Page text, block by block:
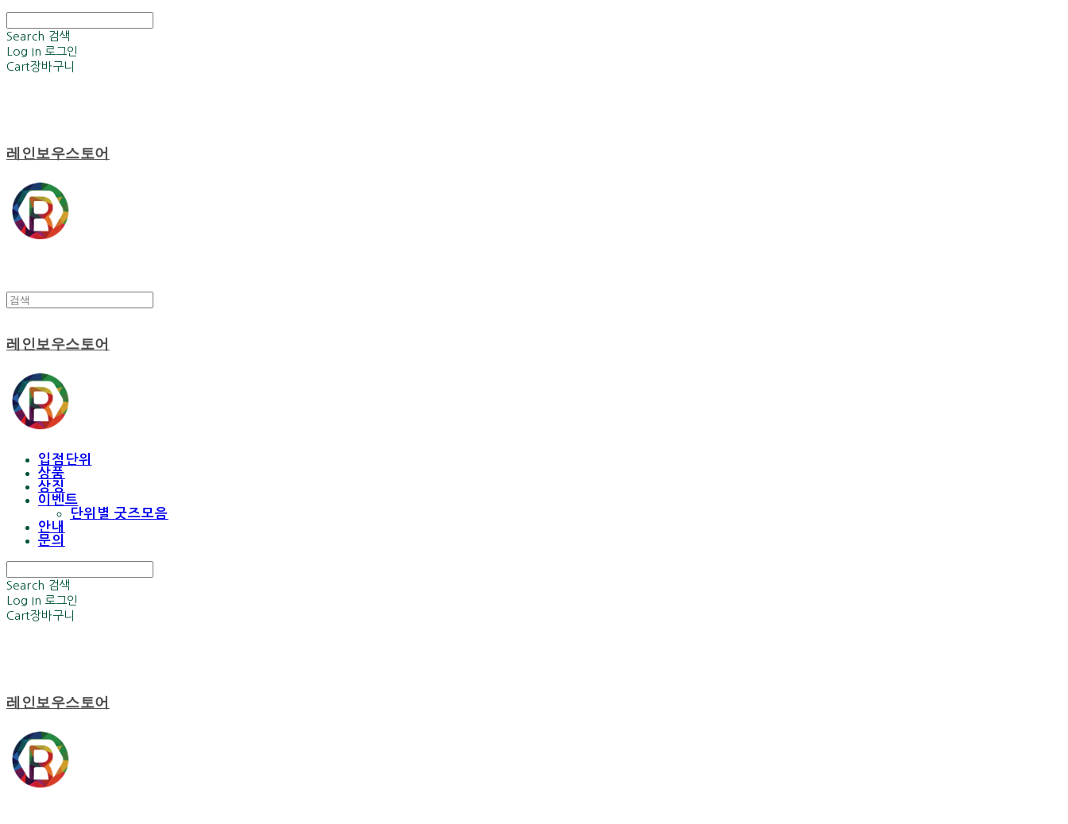
Search 검색
Log In 로그인
Cart장바구니
레인보우스토어
레인보우스토어
입점단위
상품
상징
이벤트
단위별 굿즈모음
안내
문의
Search 검색
Log In 로그인
Cart장바구니
레인보우스토어